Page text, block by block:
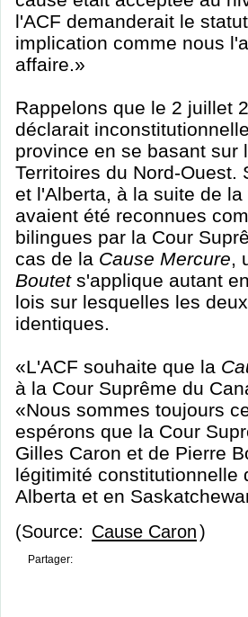
l'ACF demanderait le
implication comme nous
affaire.»
Rappelons que le 2 juillet
déclarait
province en se basant sur
Territoires du Nord-Ouest.
et l'Alberta, à la suite de
avaient été reconnues
bilingues par la Cour
cas de la Cause Mercure,
Boutets'applique autant
lois sur lesquelles les
identiques.
«L'ACF souhaite que la
à la Cour Suprême du
«Nous sommes toujours
espérons que la Cour
Gilles Caron et de Pierre
légitimité constitutionnelle
Alberta et en
(Source: Cause Caron)
Partager: